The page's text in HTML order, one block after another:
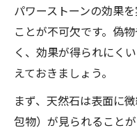
パワーストーンの効果
ことが不可欠です。偽
く、効果が得られにく
えておきましょう。
まず、天然石は表面に
包物）が見られること